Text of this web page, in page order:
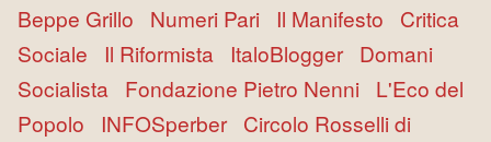
Beppe Grillo Numeri Pari Il Manifesto Critica
Sociale Il Riformista ItaloBlogger Domani
Socialista Fondazione Pietro Nenni L'Eco del
Popolo INFOSperber Circolo Rosselli di